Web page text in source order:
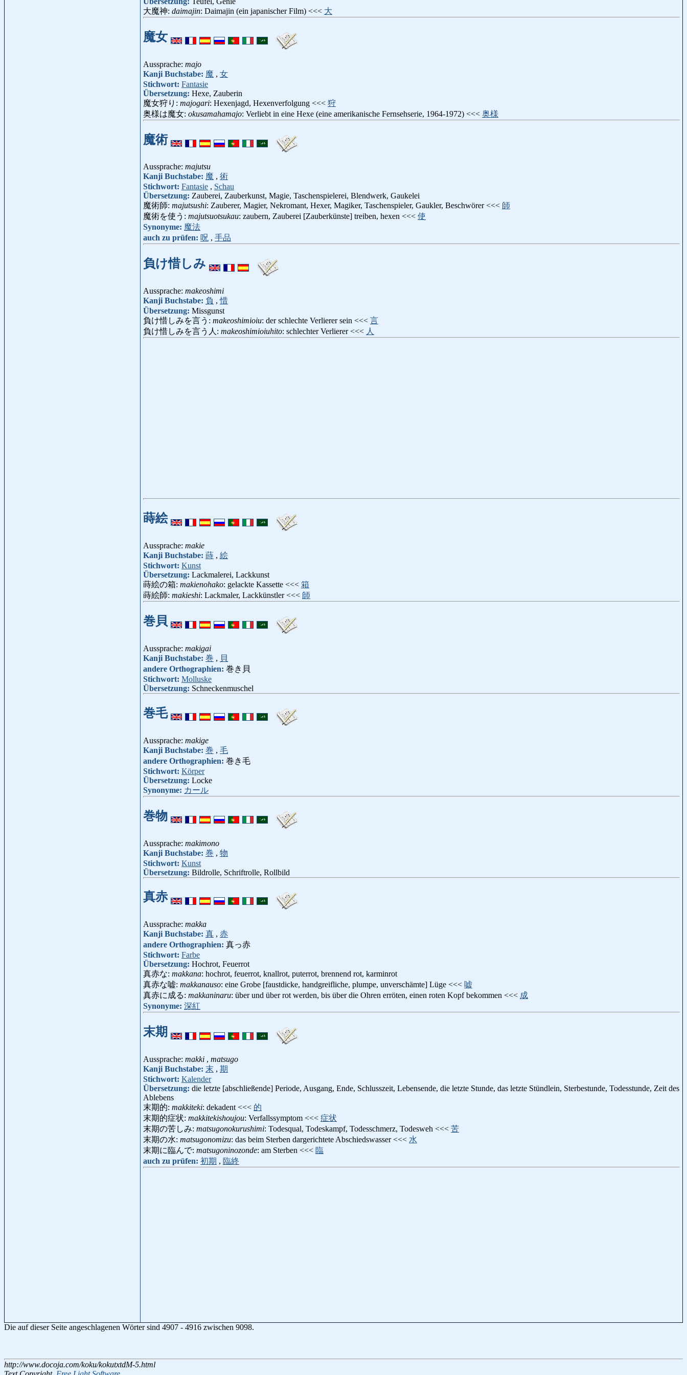
大魔神: daimajin: Daimajin (ein japanischer Film) <<< 大
魔女
Aussprache: majo
Kanji Buchstabe: 魔 , 女
Stichwort: Fantasie
Übersetzung: Hexe, Zauberin
魔女狩り: majogari: Hexenjagd, Hexenverfolgung <<< 狩
奥様は魔女: okusamahamajo: Verliebt in eine Hexe (eine amerikanische Fernsehserie, 1964-1972) <<< 奥様
魔術
Aussprache: majutsu
Kanji Buchstabe: 魔 , 術
Stichwort: Fantasie , Schau
Übersetzung: Zauberei, Zauberkunst, Magie, Taschenspielerei, Blendwerk, Gaukelei
魔術師: majutsushi: Zauberer, Magier, Nekromant, Hexer, Magiker, Taschenspieler, Gaukler, Beschwörer <<< 師
魔術を使う: majutsuotsukau: zaubern, Zauberei [Zauberkünste] treiben, hexen <<< 使
Synonyme: 魔法
auch zu prüfen: 呪 , 手品
負け惜しみ
Aussprache: makeoshimi
Kanji Buchstabe: 負 ,惜
Übersetzung: Missgunst
負け惜しみを言う: makeoshimioiu: der schlechte Verlierer sein <<< 言
負け惜しみを言う人: makeoshimioiuhito: schlechter Verlierer <<< 人
蒔絵
Aussprache: makie
Kanji Buchstabe: 蒔 , 絵
Stichwort: Kunst
Übersetzung: Lackmalerei, Lackkunst
蒔絵の箱: makienohako: gelackte Kassette <<< 箱
蒔絵師: makieshi: Lackmaler, Lackkünstler <<< 師
巻貝
Aussprache: makigai
Kanji Buchstabe: 巻 , 貝
andere Orthographien: 巻き貝
Stichwort: Molluske
Übersetzung: Schneckenmuschel
巻毛
Aussprache: makige
Kanji Buchstabe: 巻 , 毛
andere Orthographien: 巻き毛
Stichwort: Körper
Übersetzung: Locke
Synonyme: カール
巻物
Aussprache: makimono
Kanji Buchstabe: 巻 , 物
Stichwort: Kunst
Übersetzung: Bildrolle, Schriftrolle, Rollbild
真赤
Aussprache: makka
Kanji Buchstabe: 真 , 赤
andere Orthographien: 真っ赤
Stichwort: Farbe
Übersetzung: Hochrot, Feuerrot
真赤な: makkana: hochrot, feuerrot, knallrot, puterrot, brennend rot, karminrot
真赤な嘘: makkanauso: eine Grobe [faustdicke, handgreifliche, plumpe, unverschämte] Lüge <<< 嘘
真赤に成る: makkaninaru: über und über rot werden, bis über die Ohren erröten, einen roten Kopf bekommen <<< 成
Synonyme: 深紅
末期
Aussprache: makki , matsugo
Kanji Buchstabe: 末 , 期
Stichwort: Kalender
Übersetzung: die letzte [abschließende] Periode, Ausgang, Ende, Schlusszeit, Lebensende, die letzte Stunde, das letzte Stündlein, Sterbestunde, Todesstunde, Zeit des
Ablebens
末期的: makkiteki: dekadent <<< 的
末期的症状: makkitekishoujou: Verfallssymptom <<< 症状
末期の苦しみ: matsugonokurushimi: Todesqual, Todeskampf, Todesschmerz, Todesweh <<< 苦
末期の水: matsugonomizu: das beim Sterben dargerichtete Abschiedswasser <<< 水
末期に臨んで: matsugoninozonde: am Sterben <<< 臨
auch zu prüfen: 初期 , 臨終
Die auf dieser Seite angeschlagenen Wörter sind 4907 - 4916 zwischen 9098.
http://www.docoja.com/koku/kokutxtdM-5.html